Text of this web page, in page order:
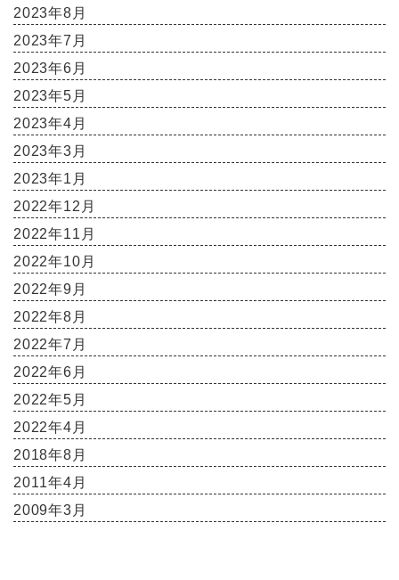
2023年8月
2023年7月
2023年6月
2023年5月
2023年4月
2023年3月
2023年1月
2022年12月
2022年11月
2022年10月
2022年9月
2022年8月
2022年7月
2022年6月
2022年5月
2022年4月
2018年8月
2011年4月
2009年3月